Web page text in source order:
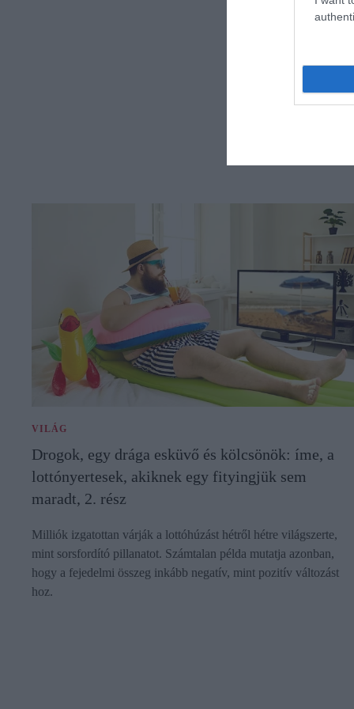
VILÁG
Drogok, egy drága esküvő és kölcsönök: íme, a
lottónyertesek, akiknek egy fityingjük sem
maradt, 2. rész
Milliók izgatottan várják a lottóhúzást hétről hétre világszerte,
mint sorsfordító pillanatot. Számtalan példa mutatja azonban,
hogy a fejedelmi összeg inkább negatív, mint pozitív változást
hoz.